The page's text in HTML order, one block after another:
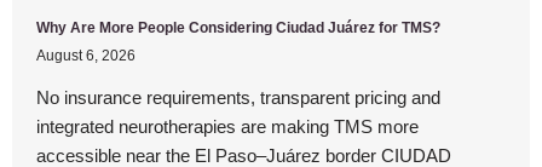
Why Are More People Considering Ciudad Juárez for TMS?
August 6, 2026
No insurance requirements, transparent pricing and
integrated neurotherapies are making TMS more
accessible near the El Paso–Juárez border CIUDAD